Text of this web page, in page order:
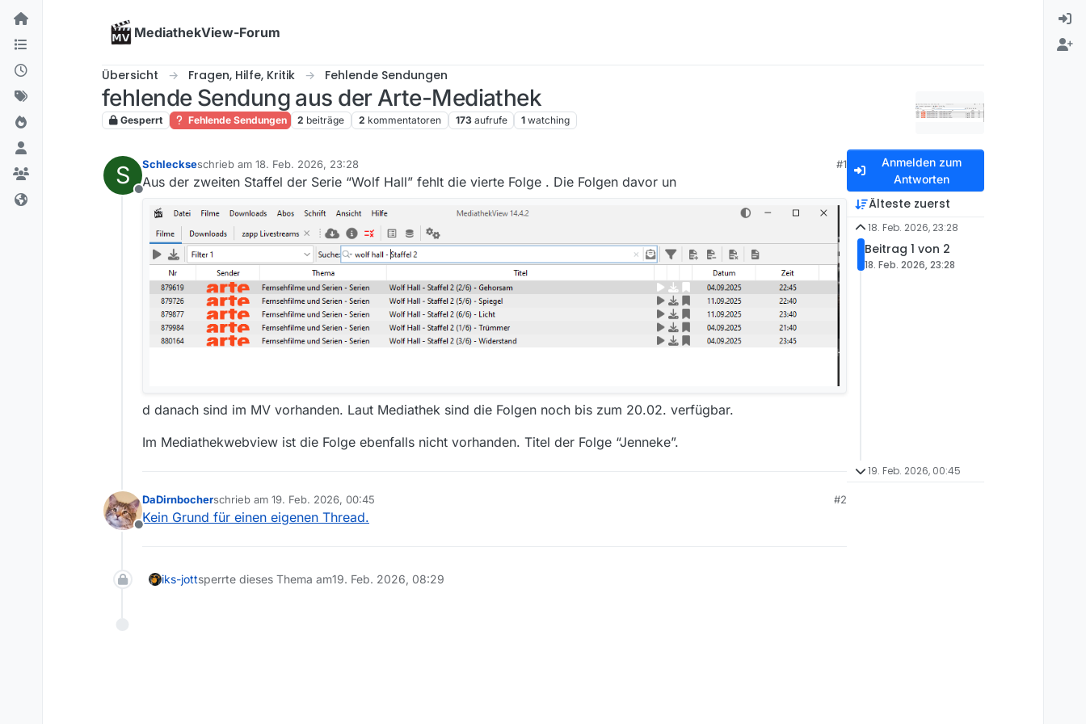
Skip to content
MediathekView-Forum
Übersicht Fragen, Hilfe, Kritik Fehlende Sendungen
fehlende Sendung aus der Arte-Mediathek
Gesperrt Fehlende Sendungen 2 beiträge 2 kommentatoren 173 aufrufe 1 watching
S
Offline
Schleckseschrieb am 18. Feb. 2026, 23:28
zuletzt editiert von
#1
Aus der zweiten Staffel der Serie “Wolf Hall” fehlt die vierte Folge . Die Folgen davor un
d danach sind im MV vorhanden. Laut Mediathek sind die Folgen noch bis zum 20.02. verfügbar.
Im Mediathekwebview ist die Folge ebenfalls nicht vorhanden. Titel der Folge “Jenneke”.
Offline
DaDirnbocherschrieb am 19. Feb. 2026, 00:45
zuletzt editiert von
#2
Kein Grund für einen eigenen Thread.
iks-jottsperrte dieses Thema am19. Feb. 2026, 08:29
Anmelden zum
Antworten
Älteste zuerst
18. Feb. 2026, 23:28
Beitrag 1 von 2
18. Feb. 2026, 23:28
19. Feb. 2026, 00:45